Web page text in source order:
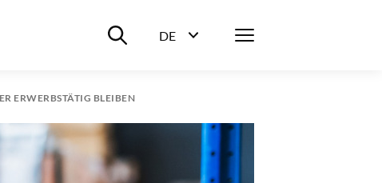
Suche ein-/ausblenden
DE
Menü
ERWERBSTÄTIG BLEIBEN